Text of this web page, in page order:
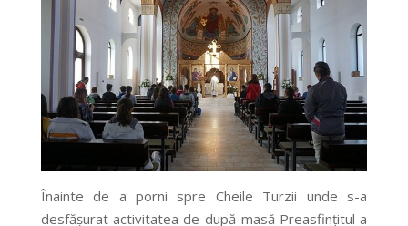
Înainte de a porni spre Cheile Turzii unde s-a
desfășurat activitatea de după-masă Preasfințitul a